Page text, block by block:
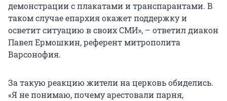
демонстрации с плакатами и транспарантами. В
таком случае епархия окажет поддержку и
осветит ситуацию в своих СМИ», – ответил диакон
Павел Ермошкин, референт митрополита
Варсонофия.
За такую реакцию жители на церковь обиделись.
«Я не понимаю, почему арестовали парня,